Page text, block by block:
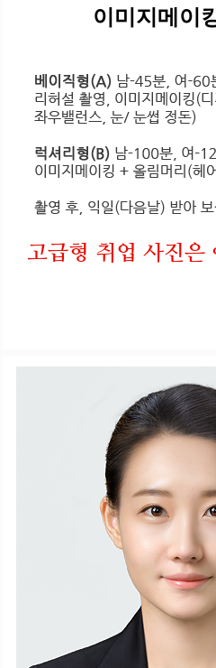
이미지메이
고급형 취업 사진은